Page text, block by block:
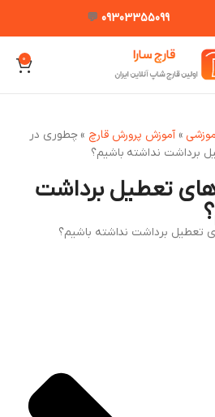
09303355099
💬
0
»آموزش پرورش قارچ »چطوری در
برداشت نداشته باشیم؟
تعطیل برداشت